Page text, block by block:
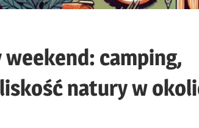
camping,
natury w